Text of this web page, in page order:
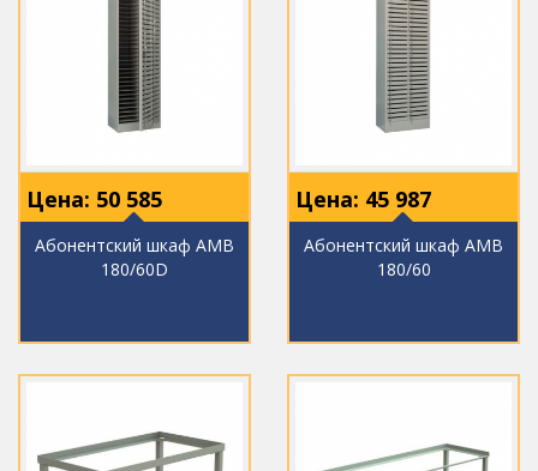
Цена: 50 585
Абонентский шкаф AMB
180/60D
Цена: 45 987
Абонентский шкаф AMB
180/60